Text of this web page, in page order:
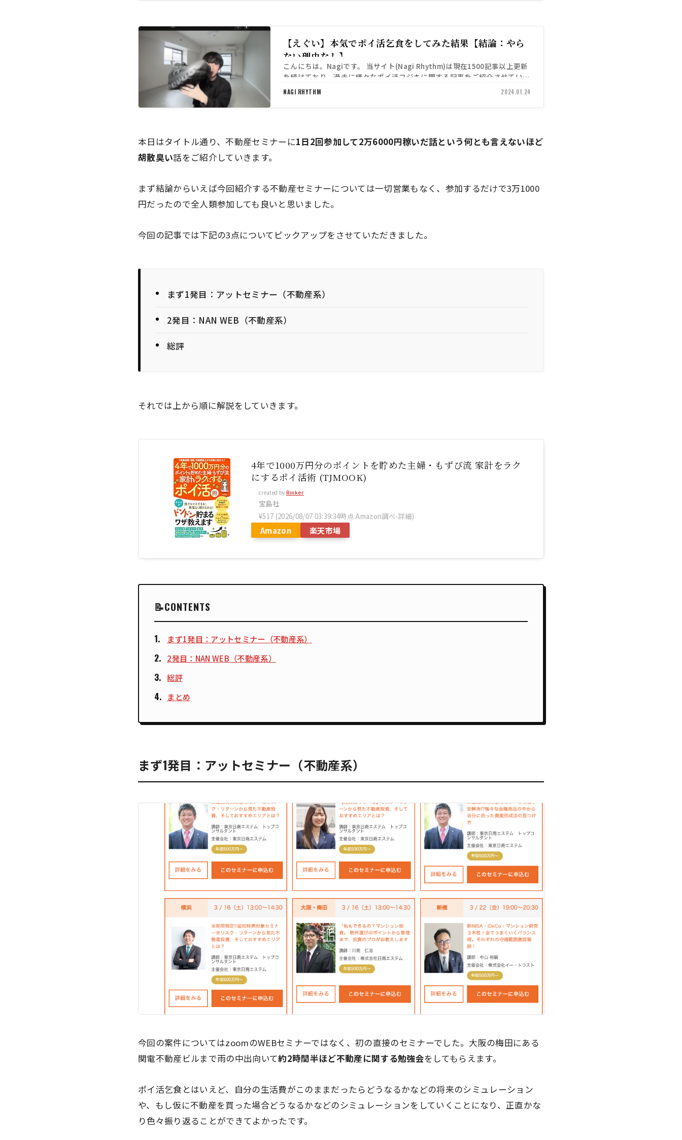
【えぐい】本気でポイ活乞食をしてみた結果【結論：やら
ない理由なし】
こんにちは。Nagiです。 当サイト(Nagi Rhythm)は現在1500記事以上更新
を続けており、過去に様々なポイ活コジキに関する記事をご紹介させていた
だきました。 https://sib-off…
NAGI RHYTHM 2024.01.24
本日はタイトル通り、不動産セミナーに1日2回参加して2万6000円稼いだ話という何とも言えないほど
胡散臭い話をご紹介していきます。
まず結論からいえば今回紹介する不動産セミナーについては一切営業もなく、参加するだけで3万1000
円だったので全人類参加しても良いと思いました。
今回の記事では下記の3点についてピックアップをさせていただきました。
まず1発目：アットセミナー（不動産系）
2発目：NAN WEB（不動産系）
総評
それでは上から順に解説をしていきます。
4年で1000万円分のポイントを貯めた主婦・もずび流 家計をラク
にするポイ活術 (TJMOOK)
created by Rinker
宝島社
¥517 (2026/08/07 03:39:34時点 Amazon調べ-詳細)
Amazon 楽天市場
CONTENTS
まず1発目：アットセミナー（不動産系）
2発目：NAN WEB（不動産系）
総評
まとめ
まず1発目：アットセミナー（不動産系）
今回の案件についてはzoomのWEBセミナーではなく、初の直接のセミナーでした。大阪の梅田にある
関電不動産ビルまで雨の中出向いて約2時間半ほど不動産に関する勉強会をしてもらえます。
ポイ活乞食とはいえど、自分の生活費がこのままだったらどうなるかなどの将来のシミュレーション
や、もし仮に不動産を買った場合どうなるかなどのシミュレーションをしていくことになり、正直かな
り色々振り返ることができてよかったです。